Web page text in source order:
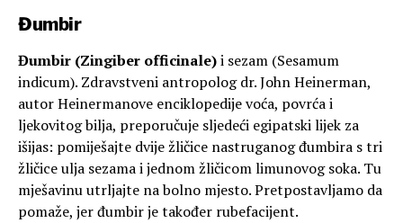
Đumbir
Đumbir (Zingiber officinale)i sezam (Sesamum
indicum). Zdravstveni antropolog dr. John Heinerman,
autor Heinermanove enciklopedije voća, povrća i
ljekovitog bilja, preporučuje sljedeći egipatski lijek za
išijas: pomiješajte dvije žličice nastruganog đumbira s tri
žličice ulja sezama i jednom žličicom limunovog soka. Tu
mješavinu utrljajte na bolno mjesto. Pretpostavljamo da
pomaže, jer đumbir je također rubefacijent.